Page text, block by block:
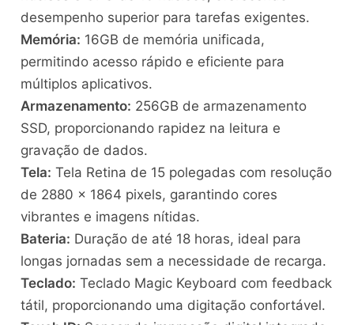
desempenho superior para tarefas exigentes.
Memória: 16GB de memória unificada,
permitindo acesso rápido e eficiente para
múltiplos aplicativos.
Armazenamento: 256GB de armazenamento
SSD, proporcionando rapidez na leitura e
gravação de dados.
Tela: Tela Retina de 15 polegadas com resolução
de 2880 x 1864 pixels, garantindo cores
vibrantes e imagens nítidas.
Bateria: Duração de até 18 horas, ideal para
longas jornadas sem a necessidade de recarga.
Teclado: Teclado Magic Keyboard com feedback
tátil, proporcionando uma digitação confortável.